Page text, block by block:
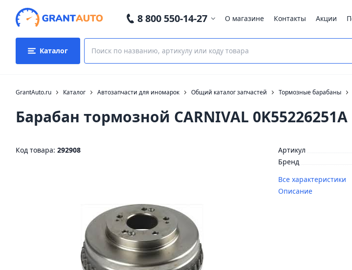
8 800 550-14-27 О магазине Контакты Акции
Каталог
GrantAuto.ru Каталог Автозапчасти для иномарок Общий каталог запчастей Тормозные барабаны
Барабан тормозной CARNIVAL 0K55226251A
Код товара: 292908 Артикул
Бренд
Все характеристики
Описание